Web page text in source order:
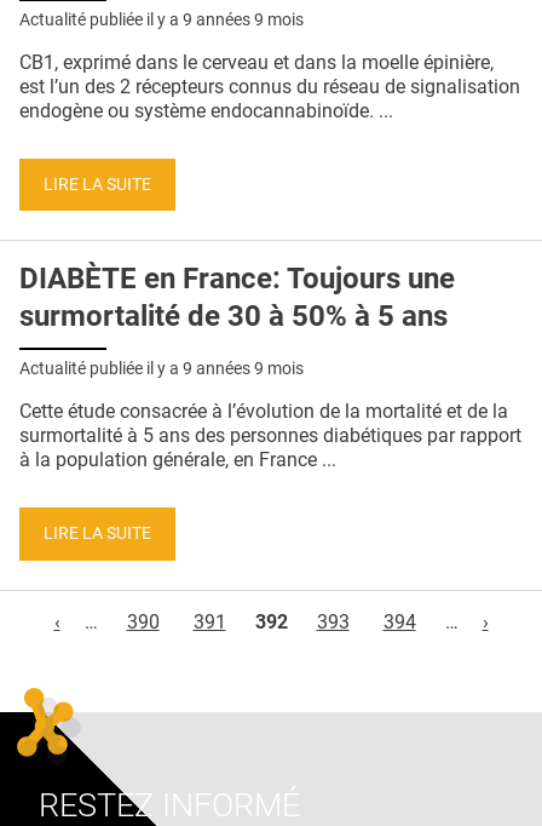
Actualité publiée il y a 9 années 9 mois
CB1, exprimé dans le cerveau et dans la moelle épinière,
est l’un des 2 récepteurs connus du réseau de signalisation
endogène ou système endocannabinoïde. ...
LIRE LA SUITE
DIABÈTE en France: Toujours une
surmortalité de 30 à 50% à 5 ans
Actualité publiée il y a 9 années 9 mois
Cette étude consacrée à l’évolution de la mortalité et de la
surmortalité à 5 ans des personnes diabétiques par rapport
à la population générale, en France ...
LIRE LA SUITE
‹
… 390 391 392 393 394 … ›
RESTEZ INFORMÉ